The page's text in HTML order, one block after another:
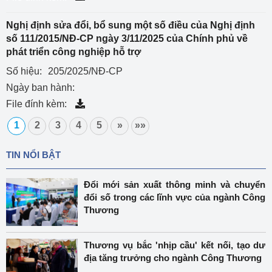
Nghị định sửa đổi, bổ sung một số điều của Nghị định
số 111/2015/NĐ-CP ngày 3/11/2025 của Chính phủ về
phát triển công nghiệp hỗ trợ
Số hiệu:
205/2025/NĐ-CP
Ngày ban hành:
File đính kèm:
1 2 3 4 5 » »»
TIN NỔI BẬT
Đổi mới sản xuất thông minh và chuyển
đổi số trong các lĩnh vực của ngành Công
Thương
Thương vụ bắc 'nhịp cầu' kết nối, tạo dư
địa tăng trưởng cho ngành Công Thương